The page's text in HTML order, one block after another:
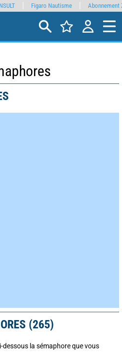
(265)
dessous la sémaphore que vous
Figaro Nautisme Abonnement